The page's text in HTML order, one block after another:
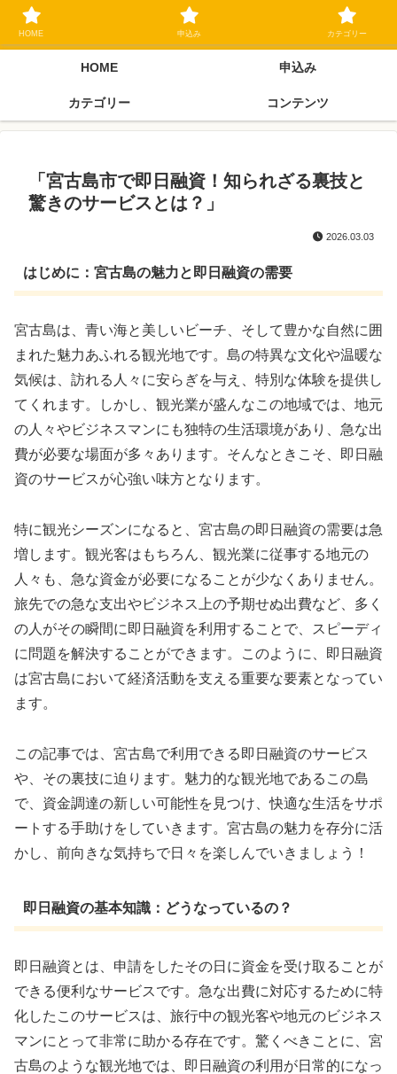
ブラックリスト長期延滞中でもOK 独自審査フリーローン 在籍確認なしの街
金クローネにご相談ください
HOME 申込み
カテゴリー コンテンツ
「宮古島市で即日融資！知られざる裏技と
驚きのサービスとは？」
2026.03.03
はじめに：宮古島の魅力と即日融資の需要
宮古島は、青い海と美しいビーチ、そして豊かな自然に囲
まれた魅力あふれる観光地です。島の特異な文化や温暖な
気候は、訪れる人々に安らぎを与え、特別な体験を提供し
てくれます。しかし、観光業が盛んなこの地域では、地元
の人々やビジネスマンにも独特の生活環境があり、急な出
費が必要な場面が多々あります。そんなときこそ、即日融
資のサービスが心強い味方となります。
特に観光シーズンになると、宮古島の即日融資の需要は急
増します。観光客はもちろん、観光業に従事する地元の
人々も、急な資金が必要になることが少なくありません。
旅先での急な支出やビジネス上の予期せぬ出費など、多く
の人がその瞬間に即日融資を利用することで、スピーディ
に問題を解決することができます。このように、即日融資
は宮古島において経済活動を支える重要な要素となってい
ます。
この記事では、宮古島で利用できる即日融資のサービス
や、その裏技に迫ります。魅力的な観光地であるこの島
で、資金調達の新しい可能性を見つけ、快適な生活をサポ
ートする手助けをしていきます。宮古島の魅力を存分に活
かし、前向きな気持ちで日々を楽しんでいきましょう！
即日融資の基本知識：どうなっているの？
即日融資とは、申請をしたその日に資金を受け取ることが
できる便利なサービスです。急な出費に対応するために特
化したこのサービスは、旅行中の観光客や地元のビジネス
マンにとって非常に助かる存在です。驚くべきことに、宮
古島のような観光地では、即日融資の利用が日常的になっ
HOME 申込み カテゴリー